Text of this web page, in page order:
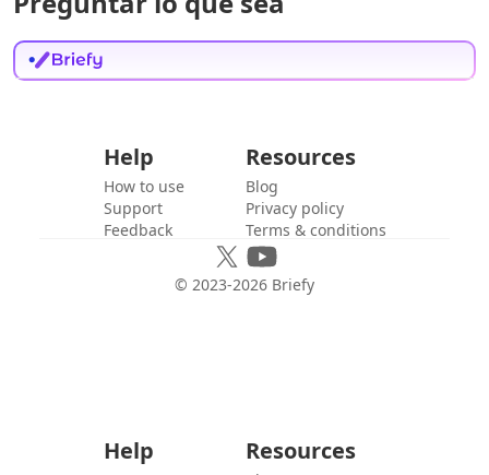
Help
How to use
Support
Feedback
Resources
Blog
Privacy policy
Terms & conditions
© 2023-2026 Briefy
Help Resources